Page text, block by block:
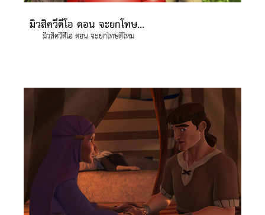
มิวสิควีดีโอ ตอน จะยกโทษดีไหม
มิวสิควีดีโอ ตอน จะยกโทษดีไหม